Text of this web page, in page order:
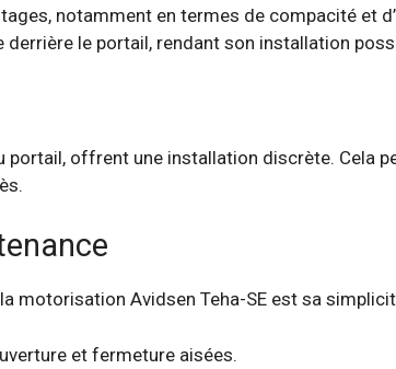
notamment en termes de compacité et
derrière le portail, rendant son installation
offrent une installation discrète. Cela
motorisation Avidsen Teha-SE est sa
et fermeture aisées.